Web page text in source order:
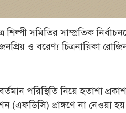
শিল্পী সমিতির সাম্প্রতিক
ও বরেণ্য চিত্রনায়িকা
পরিস্থিতি নিয়ে হতাশা
(এফডিসি) প্রাঙ্গণে না নেওয়া